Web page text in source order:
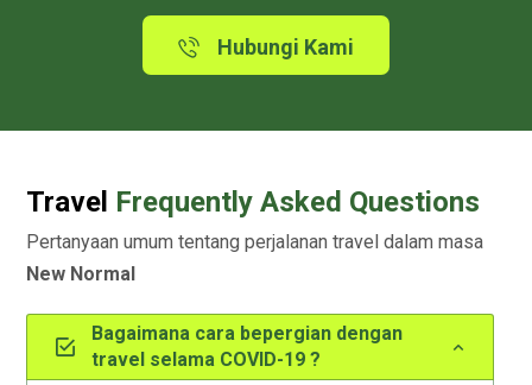
Hubungi Kami
Travel Frequently Asked Questions
Pertanyaan umum tentang perjalanan travel dalam masa
New Normal
Bagaimana cara bepergian dengan
travel selama COVID-19 ?